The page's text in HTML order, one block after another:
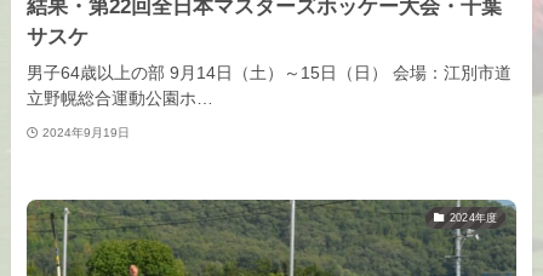
結果・第22回全日本マスターズホッケー大会・千葉
サスケ
男子64歳以上の部 9月14日（土）～15日（日） 会場：江別市道
立野幌総合運動公園ホ…
2024年9月19日
2024年度